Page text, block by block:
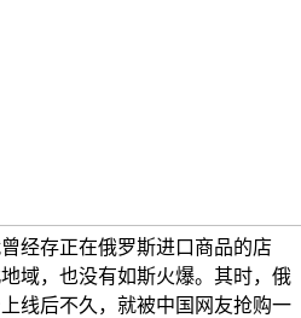
经存正在俄罗斯进口商品的店
域，也没有如斯火爆。其时，俄
线后不久，就被中国网友抢购一